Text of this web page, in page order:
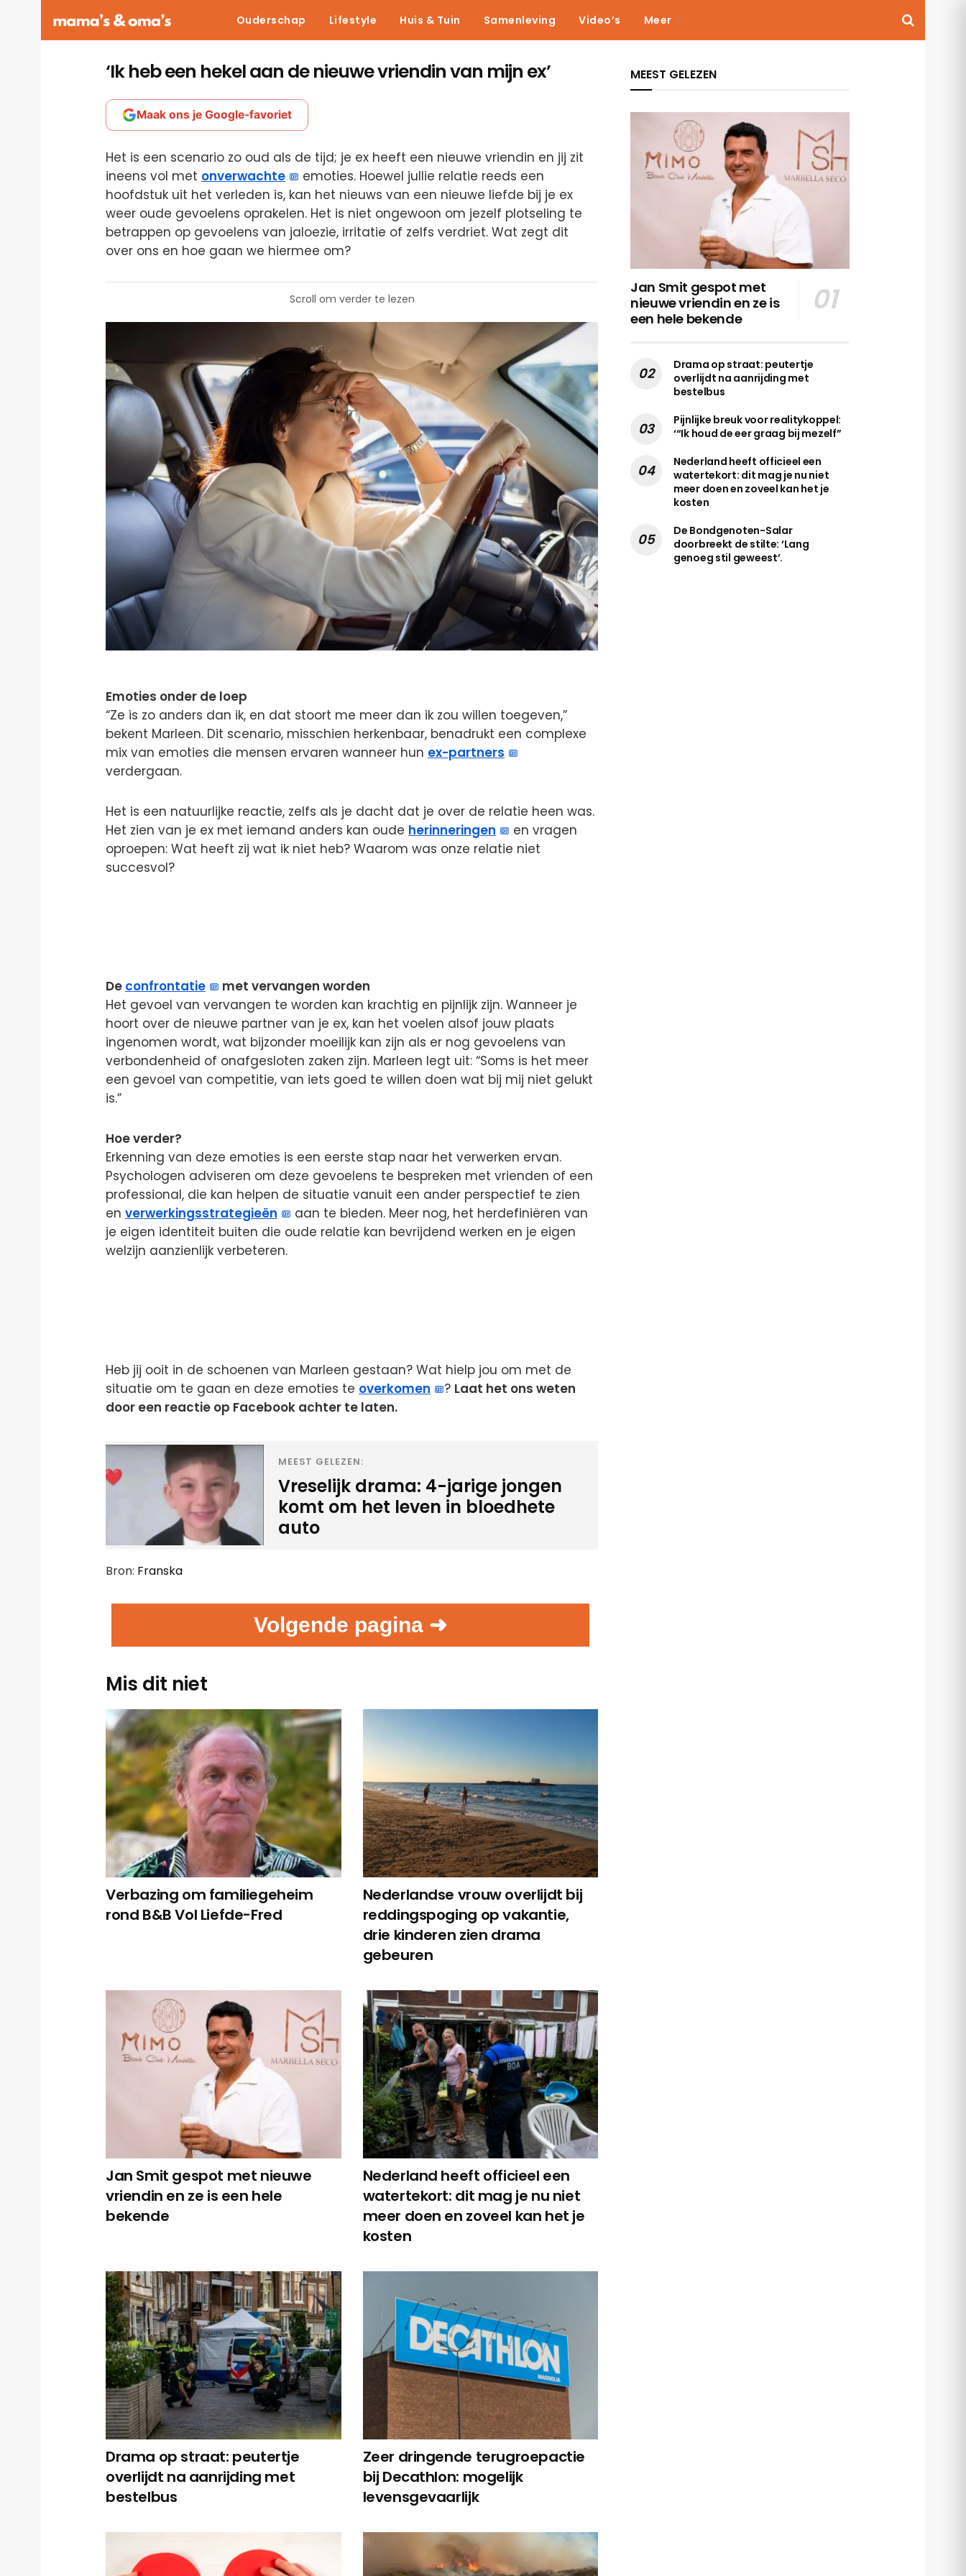
Ouderschap Lifestyle Huis & Tuin Samenleving Video’s Meer
‘Ik heb een hekel aan de nieuwe vriendin van mijn ex’
Maak ons je Google-favoriet
Het is een scenario zo oud als de tijd; je ex heeft een nieuwe vriendin en jij zit
ineens vol met onverwachte
emoties. Hoewel jullie relatie reeds een
hoofdstuk uit het verleden is, kan het nieuws van een nieuwe liefde bij je ex
weer oude gevoelens oprakelen. Het is niet ongewoon om jezelf plotseling te
betrappen op gevoelens van jaloezie, irritatie of zelfs verdriet. Wat zegt dit
over ons en hoe gaan we hiermee om?
Scroll om verder te lezen
Emoties onder de loep
“Ze is zo anders dan ik, en dat stoort me meer dan ik zou willen toegeven,”
bekent Marleen. Dit scenario, misschien herkenbaar, benadrukt een complexe
mix van emoties die mensen ervaren wanneer hun ex-partners
verdergaan.
Het is een natuurlijke reactie, zelfs als je dacht dat je over de relatie heen was.
Het zien van je ex met iemand anders kan oude herinneringen
en vragen
oproepen: Wat heeft zij wat ik niet heb? Waarom was onze relatie niet
succesvol?
De confrontatie
met vervangen worden
Het gevoel van vervangen te worden kan krachtig en pijnlijk zijn. Wanneer je
hoort over de nieuwe partner van je ex, kan het voelen alsof jouw plaats
ingenomen wordt, wat bijzonder moeilijk kan zijn als er nog gevoelens van
verbondenheid of onafgesloten zaken zijn. Marleen legt uit: “Soms is het meer
een gevoel van competitie, van iets goed te willen doen wat bij mij niet gelukt
is.”
Hoe verder?
Erkenning van deze emoties is een eerste stap naar het verwerken ervan.
Psychologen adviseren om deze gevoelens te bespreken met vrienden of een
professional, die kan helpen de situatie vanuit een ander perspectief te zien
en verwerkingsstrategieën
aan te bieden. Meer nog, het herdefiniëren van
je eigen identiteit buiten die oude relatie kan bevrijdend werken en je eigen
welzijn aanzienlijk verbeteren.
Heb jij ooit in de schoenen van Marleen gestaan? Wat hielp jou om met de
situatie om te gaan en deze emoties te overkomen ? Laat het ons weten
door een reactie op Facebook achter te laten.
MEEST GELEZEN:
Vreselijk drama: 4-jarige jongen
komt om het leven in bloedhete
auto
Bron: Franska
Volgende pagina ➜
Mis dit niet
Verbazing om familiegeheim
rond B&B Vol Liefde-Fred
Nederlandse vrouw overlijdt bij
reddingspoging op vakantie,
drie kinderen zien drama
gebeuren
Jan Smit gespot met nieuwe
vriendin en ze is een hele
bekende
Nederland heeft officieel een
watertekort: dit mag je nu niet
meer doen en zoveel kan het je
kosten
Drama op straat: peutertje
overlijdt na aanrijding met
bestelbus
Zeer dringende terugroepactie
bij Decathlon: mogelijk
levensgevaarlijk
MEEST GELEZEN
Jan Smit gespot met
nieuwe vriendin en ze is
een hele bekende
Drama op straat: peutertje
overlijdt na aanrijding met
bestelbus
Pijnlijke breuk voor realitykoppel:
‘“Ik houd de eer graag bij mezelf”
Nederland heeft officieel een
watertekort: dit mag je nu niet
meer doen en zoveel kan het je
kosten
De Bondgenoten-Salar
doorbreekt de stilte: ‘Lang
genoeg stil geweest’.